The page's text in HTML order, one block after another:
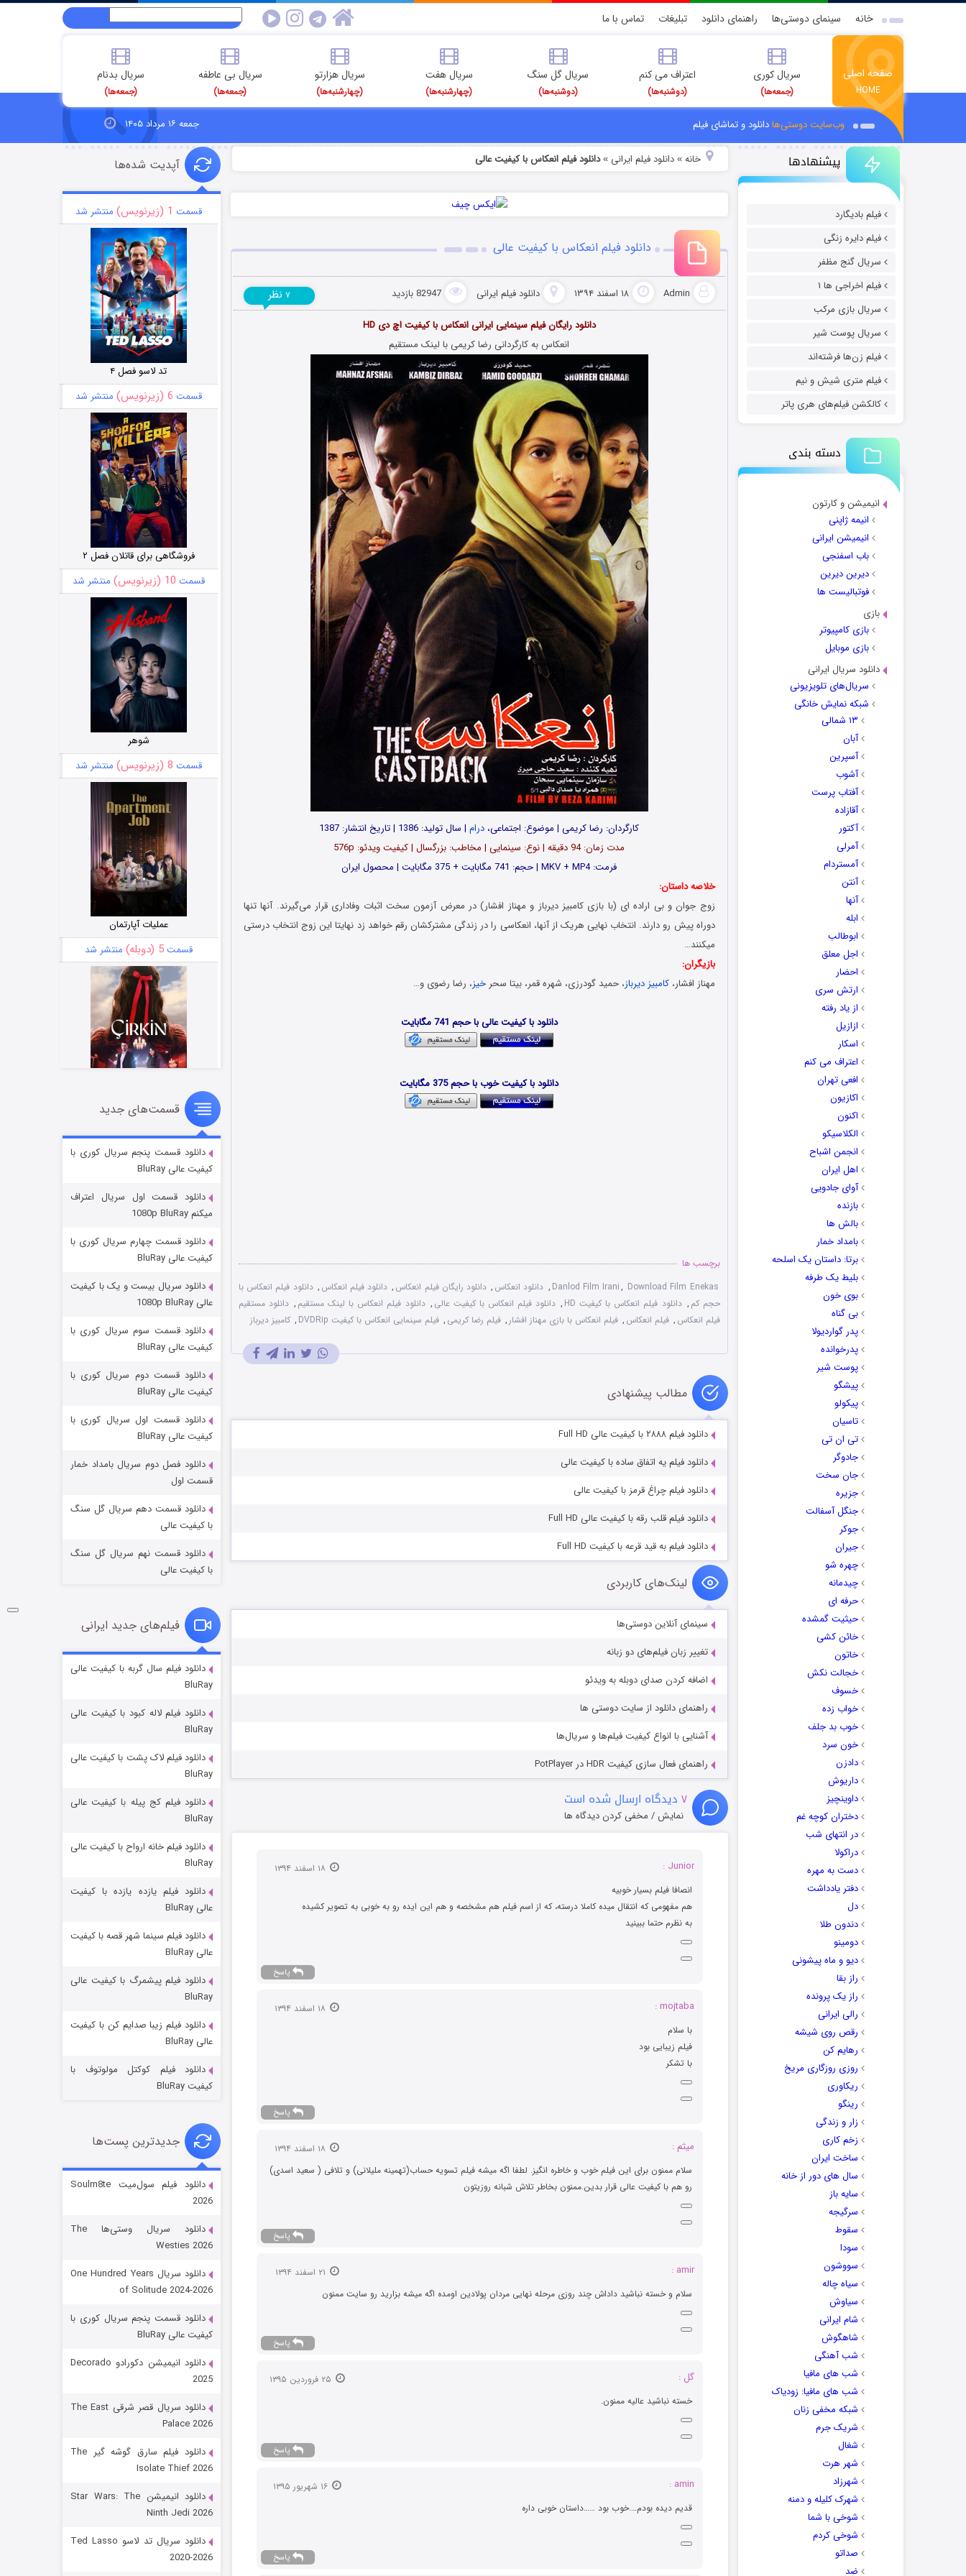
خانه سینمای دوستی‌ها راهنمای دانلود تبلیغات تماس با ما
صفحه اصلی
HOME
سریال کوری
(جمعه‌ها)
اعتراف می کنم
(دوشنبه‌ها)
سریال گل سنگ
(دوشنبه‌ها)
سریال هفت
(چهارشنبه‌ها)
سریال هزارتو
(چهارشنبه‌ها)
سریال بی عاطفه
(جمعه‌ها)
سریال بدنام
(جمعه‌ها)
وب‌سایت دوستی‌هادانلود و تماشای فیلم جمعه ۱۶ مرداد ۱۴۰۵
پیشنهادها
فیلم بادیگارد
فیلم دایره زنگی
سریال گنج مظفر
فیلم اخراجی ها ۱
سریال بازی مرکب
سریال پوست شیر
فیلم زن‌ها فرشته‌اند
فیلم متری شیش و نیم
کالکشن فیلم‌های هری پاتر
دسته بندی
انیمیشن و کارتون
انیمه ژاپنی
انیمیشن ایرانی
باب اسفنجی
دیرین دیرین
فوتبالیست ها
بازی
بازی کامپیوتر
بازی موبایل
دانلود سریال ایرانی
سریال‌های تلویزیونی
شبکه نمایش خانگی
۱۳ شمالی
آبان
آسپرین
آشوب
آفتاب پرست
آقازاده
آکتور
آمرلی
آمستردام
آنتن
آنها
ابله
ابوطالب
اجل معلق
احضار
ارتش سری
از یاد رفته
ازازیل
اسکار
اعتراف می کنم
افعی تهران
اکازیون
اکنون
الکلاسیکو
انجمن اشباح
اهل ایران
آوای جادویی
بازنده
بالش ها
بامداد خمار
برتا: داستان یک اسلحه
بلیط یک‌‌ طرفه
بوی خون
بی گناه
پدر گواردیولا
پدرخوانده
پوست شیر
پیشگو
پیکولو
تاسیان
تی ان تی
جادوگر
جان سخت
جزیره
جنگل آسفالت
جوکر
جیران
چهره شو
چیدمانه
حرفه ای
حیثیت گمشده
خائن کشی
خاتون
خجالت نکش
خسوف
خواب زده
خوب بد جلف
خون سرد
دادزن
داریوش
داوینچیز
دختران کوچه غم
در انتهای شب
دراکولا
دست به مهره
دفتر یادداشت
دل
دندون طلا
دومینو
دیو و ماه پیشونی
راز بقا
راز یک پرونده
رالی ایرانی
رقص روی شیشه
رهایم کن
روزی روزگاری مریخ
ریکاوری
رینگو
زار و زندگی
زخم کاری
ساخت ایران
سال های دور از خانه
سایه باز
سرگیجه
سقوط
سودا
سووشون
سیاه چاله
سیاوش
شام ایرانی
شاهگوش
شب آهنگی
شب های مافیا
شب های مافیا: زودیاک
شبکه مخفی زنان
شریک جرم
شغال
شهر هرت
شهرزاد
شهرک کلیله و دمنه
شوخی با شما
شوخی کردم
صداتو
ضد
خانه» دانلود فیلم‌ ایرانی »دانلود فیلم انعکاس با کیفیت عالی
دانلود فیلم انعکاس با کیفیت عالی
Admin ۱۸ اسفند ۱۳۹۴ دانلود فیلم‌ ایرانی 82947 بازدید ۷ نظر
دانلود رایگانفیلمسینمایی ایرانی انعکاس با کیفیت اچ دی HD
انعکاس به کارگردانی رضا کریمی با لینک مستقیم
کارگردان: رضا کریمی | موضوع: اجتماعی، درام| سال تولید: 1386 | تاریخ انتشار: 1387
مدت زمان: 94 دقیقه | نوع: سینمایی | مخاطب: بزرگسال | کیفیت ویدئو: 576p
فرمت: MKV + MP4 | حجم: 741 مگابایت + 375 مگابایت | محصول ایران
خلاصه داستان:
زوج جوان و بی اراده ای (با بازی کامبیز دیرباز و مهناز افشار) در معرض آزمون سخت اثبات وفاداری قرار می‌گیرند. آنها تنها
دوراه پیش رو دارند. انتخاب نهایی هریک از آنها، انعکاسی را در زندگی مشترکشان رقم خواهد زد نهایتا این زوج انتخاب درستی
میکنند…
بازیگران:
مهناز افشار،کامبیز دیرباز، حمید گودرزی، شهره قمر، بیتا سحرخیز، رضا رضوی و…
دانلود با کیفیت عالی با حجم 741 مگابایت
دانلود با کیفیت خوب با حجم 375 مگابایت
برچسب ها
Danlod Film Irani, Download Film Enekas
, دانلود انعکاس , دانلود رایگان فیلم انعکاس , دانلود فیلم انعکاس , دانلود فیلم انعکاس با
حجم کم , دانلود فیلم انعکاس با کیفیت HD , دانلود فیلم انعکاس با کیفیت عالی , دانلود فیلم انعکاس با لینک مستقیم , دانلود مستقیم
فیلم انعکاس , فیلم انعکاس , فیلم انعکاس با بازی مهناز افشار , فیلم رضا کریمی , فیلم سینمایی انعکاس با کیفیت DVDRip , کامبیز دیرباز
مطالب پیشنهادی
دانلود فیلم ۲۸۸۸ با کیفیت عالی Full HD
دانلود فیلم یه اتفاق ساده با کیفیت عالی
دانلود فیلم چراغ قرمز با کیفیت عالی
دانلود فیلم قلب رقه با کیفیت عالی Full HD
دانلود فیلم به قید قرعه با کیفیت Full HD
لینک‌های کاربردی
سینمای آنلاین دوستی‌ها
تغییر زبان فیلم‌های دو زبانه
اضافه کردن صدای دوبله به ویدئو
راهنمای دانلود از سایت دوستی ها
آشنایی با انواع کیفیت فیلم‌ها و سریال‌ها
راهنمای فعال سازی کیفیت HDR در PotPlayer
۷ دیدگاه ارسال شده است
نمایش / مخفی کردن دیدگاه ها
Junior :
انصافا فیلم بسیار خوبیه
هم مفهومی که انتقال میده کاملا درسته، که از اسم فیلم هم مشخصه و هم این ایده رو به خوبی به تصویر کشیده
به نظرم حتما ببینید
پاسخ
mojtaba :
با سلام
فیلم زیبایی بود
با تشکر
پاسخ
میثم :
سلام ممنون برای این فیلم خوب و خاطره انگیز. لطفا اگه میشه فیلم تسویه حساب(تهمینه ملیلانی) و تلافی ( سعید اسدی)
رو هم با کیفیت عالی قرار بدین.ممنون بخاطر تلاش شبانه روزیتون
پاسخ
amir :
سلام و خسته نباشید داداش چند روزی مرحله نهایی مردان پولادین اومده اگه میشه بزارید رو سایت ممنون
پاسخ
گل :
خسته نباشید عالیه ممنون.
پاسخ
amin :
۱۶ شهریور ۱۳۹۵
قدیم دیده بودم….خوب بود ……داستان خوبی داره
پاسخ
آپدیت شده‌ها
قسمت 1 (زیرنویس) منتشر شد
تد لاسو فصل ۴
قسمت 6 (زیرنویس) منتشر شد
فروشگاهی برای قاتلان فصل ۲
قسمت 10 (زیرنویس) منتشر شد
شوهر
قسمت 8 (زیرنویس) منتشر شد
عملیات آپارتمان
قسمت5 (دوبله) منتشر شد
سریال زشت
قسمت2 (زیرنویس) منتشر شد
مردگان متحرک: شهر مرده ۳
شکست استوارت در نجات جهان
قسمت 7 (زیرنویس) منتشر شد
شوگر فصل ۲
قسمت
خاندان اژدها فصل ۳
جادوگری در مغولستان
قسمت6 (زیرنویس)
رویایی برای تو
قسمت15 (دوبله)
قسمت‌های جدید
دانلود قسمت پنجم سریال کوری با
کیفیت عالی BluRay
دانلود قسمت اول سریال اعتراف
میکنم 1080p BluRay
دانلود قسمت چهارم سریال کوری با
کیفیت عالی BluRay
دانلود سریال بیست و یک با کیفیت
عالی 1080p BluRay
دانلود قسمت سوم سریال کوری با
کیفیت عالی BluRay
دانلود قسمت دوم سریال کوری با
کیفیت عالی BluRay
دانلود قسمت اول سریال کوری با
کیفیت عالی BluRay
دانلود فصل دوم سریال بامداد خمار
قسمت اول
دانلود قسمت دهم سریال گل سنگ
با کیفیت عالی
دانلود قسمت نهم سریال گل سنگ
با کیفیت عالی
فیلم‌های جدید ایرانی
دانلود فیلم سال گربه با کیفیت عالی
BluRay
دانلود فیلم لاله کبود با کیفیت عالی
BluRay
دانلود فیلم لاک پشت با کیفیت عالی
BluRay
دانلود فیلم کج‌ پیله با کیفیت عالی
BluRay
دانلود فیلم خانه ارواح با کیفیت عالی
BluRay
دانلود فیلم یازده یازده با کیفیت
عالی BluRay
دانلود فیلم سینما شهر قصه با کیفیت
عالی BluRay
دانلود فیلم پیشمرگ با کیفیت عالی
BluRay
دانلود فیلم زیبا صدایم کن با کیفیت
عالی BluRay
دانلود فیلم کوکتل مولوتوف با
کیفیت BluRay
جدیدترین پست‌ها
دانلود فیلم سول‌میت Soulm8te
2026
دانلود سریال وستی‌ها The
Westies 2026
دانلود سریال One Hundred Years
of Solitude 2024-2026
دانلود قسمت پنجم سریال کوری با
کیفیت عالی BluRay
دانلود انیمیشن دکورادو Decorado
2025
دانلود سریال قصر شرقی The East
Palace 2026
دانلود فیلم سارق گوشه گیر The
Isolate Thief 2026
دانلود انیمیشن Star Wars: The
Ninth Jedi 2026
دانلود سریال تد لاسو Ted Lasso
2020-2026